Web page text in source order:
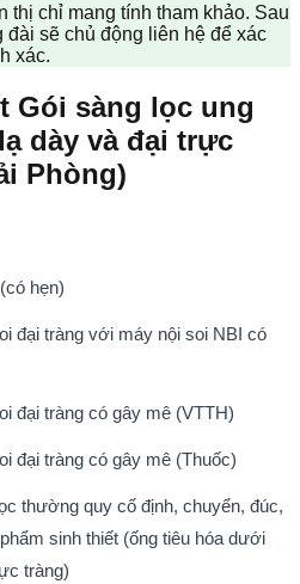
thị chỉ mang tính tham khảo. Sau
đài sẽ chủ động liên hệ để xác
xác.
Gói sàng lọc ung
dày và đại trực
Phòng)
hẹn)
đại tràng với máy nội soi NBI có
đại tràng có gây mê (VTTH)
đại tràng có gây mê (Thuốc)
thường quy cố định, chuyển, đúc,
sinh thiết (ống tiêu hóa dưới
tràng)